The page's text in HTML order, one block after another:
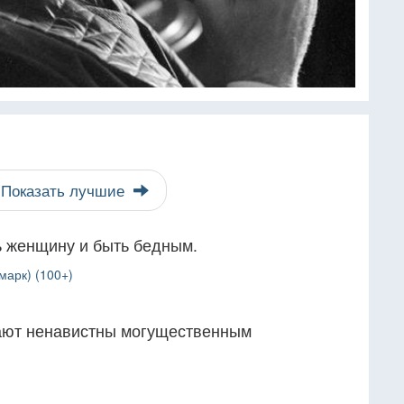
лучшие
женщину и быть бедным.
(100+)
ненавистны могущественным